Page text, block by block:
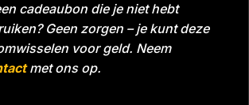
cadeaubon die je niet hebt
Geen zorgen – je kunt deze
voor geld. Neem
met ons op.
Datum 13-10-2020
Grill With A Thrill